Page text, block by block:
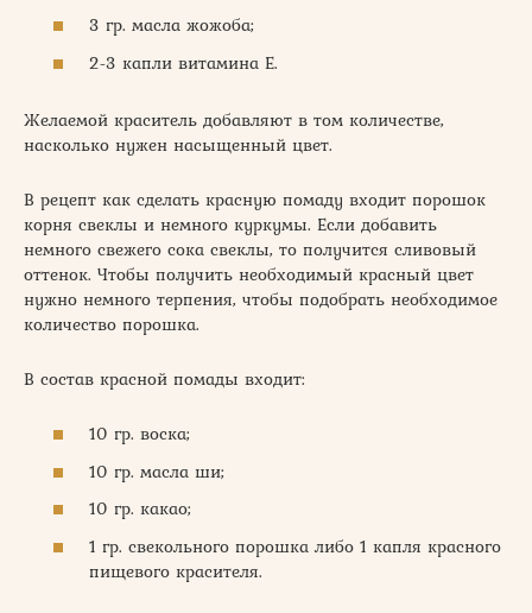
3 гр. масла жожоба;
2-3 капли витамина Е.
Желаемой краситель добавляют в том количестве,
насколько нужен насыщенный цвет.
В рецепт как сделать красную помаду входит порошок
корня свеклы и немного куркумы. Если добавить
немного свежего сока свеклы, то получится сливовый
оттенок. Чтобы получить необходимый красный цвет
нужно немного терпения, чтобы подобрать необходимое
количество порошка.
В состав красной помады входит:
10 гр. воска;
10 гр. масла ши;
10 гр. какао;
1 гр. свекольного порошка либо 1 капля красного
пищевого красителя.